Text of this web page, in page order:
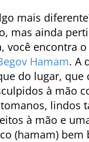
mais
mas ainda
você encontra
Hamam. A
do lugar, que
à mão
lindos
à mão e
(hamam) bem